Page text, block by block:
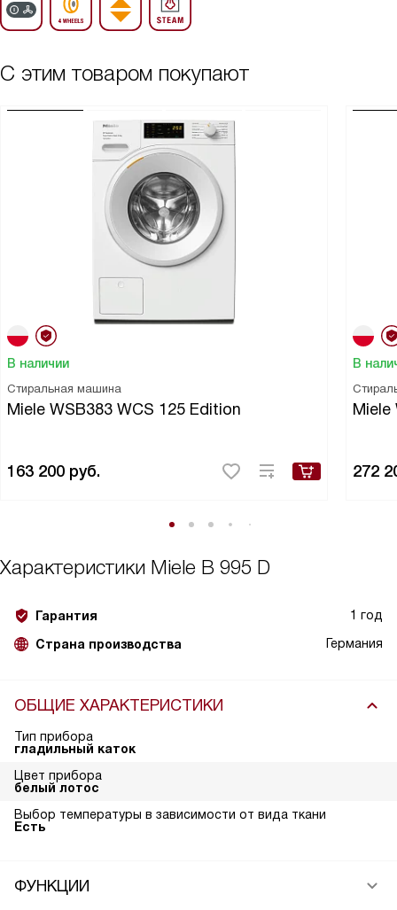
С этим товаром покупают
В наличии
Стиральная машина
Miele WSB383 WCS 125 Edition
163 200 руб.
В
Miele
272
Характеристики Miele B 995 D
Гарантия 1 год
Страна производства Германия
ОБЩИЕ ХАРАКТЕРИСТИКИ
Тип прибора
гладильный каток
Цвет прибора
белый лотос
Выбор температуры в зависимости от вида ткани
Есть
ФУНКЦИИ